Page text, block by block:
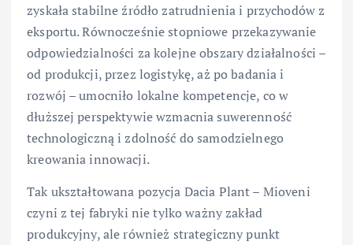
zyskała stabilne źródło zatrudnienia i przychodów z
eksportu. Równocześnie stopniowe przekazywanie
odpowiedzialności za kolejne obszary działalności –
od produkcji, przez logistykę, aż po badania i
rozwój – umocniło lokalne kompetencje, co w
dłuższej perspektywie wzmacnia suwerenność
technologiczną i zdolność do samodzielnego
kreowania innowacji.
Tak ukształtowana pozycja Dacia Plant – Mioveni
czyni z tej fabryki nie tylko ważny zakład
produkcyjny, ale również strategiczny punkt